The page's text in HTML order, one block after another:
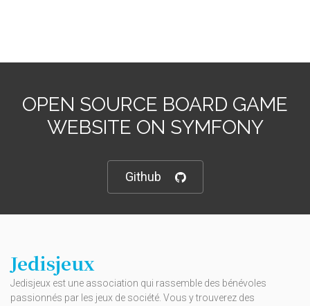
OPEN SOURCE BOARD GAME
WEBSITE ON SYMFONY
Github
Jedisjeux
Jedisjeux est une association qui rassemble des bénévoles
passionnés par les jeux de société. Vous y trouverez des